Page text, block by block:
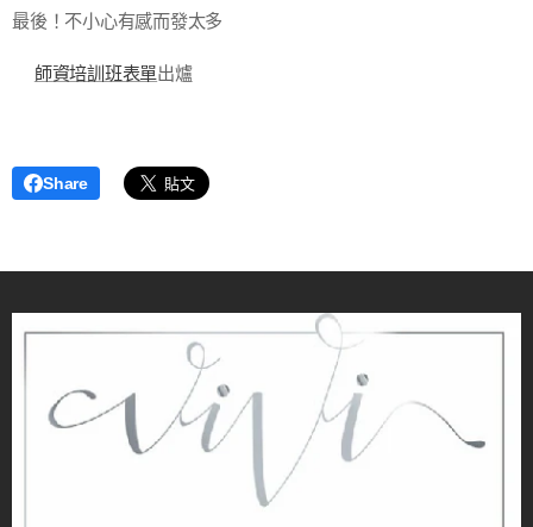
最後！不小心有感而發太多
師資培訓班表單出爐
Share